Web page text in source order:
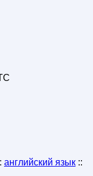
английский язык::